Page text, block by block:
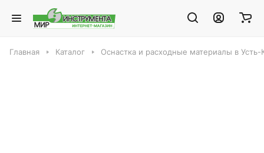
Главная Каталог Оснастка и расходные материалы в Усть-